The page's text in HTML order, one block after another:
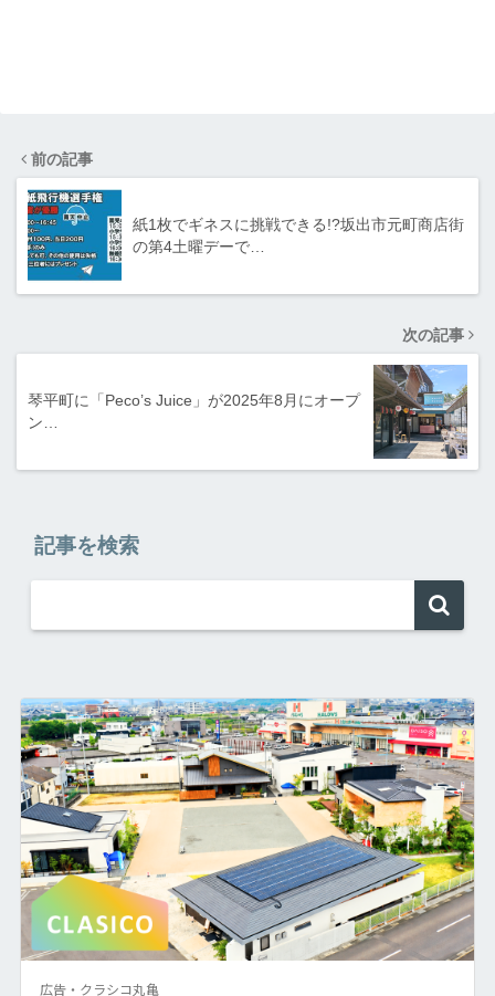
前の記事
紙1枚でギネスに挑戦できる!?坂出市元町商店街
の第4土曜デーで…
次の記事
琴平町に「Peco’s Juice」が2025年8月にオープ
ン…
記事を検索